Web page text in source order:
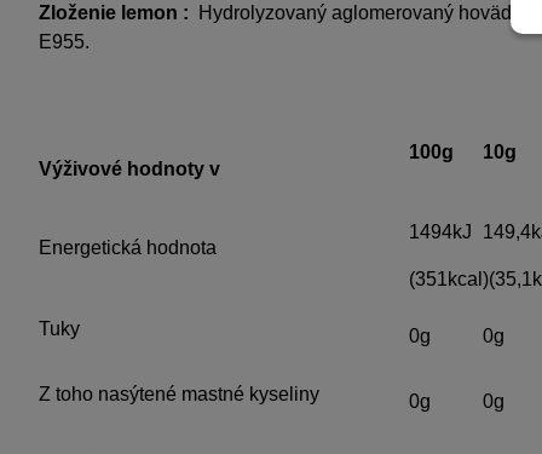
Zloženie lemon : Hydrolyzovaný aglomerovaný hovädzí
E955.
Výživové hodnoty v
100g 10g
Energetická hodnota
1494kJ
(351kcal
Tuky 0g 0g
Z toho nasýtené mastné kyseliny 0g 0g